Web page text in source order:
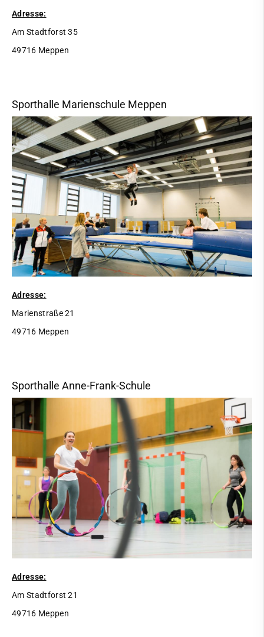
Adresse:
Am Stadtforst 35
49716 Meppen
Sporthalle Marienschule Meppen
Adresse:
Marienstraße 21
49716 Meppen
Sporthalle Anne-Frank-Schule
Adresse:
Am Stadtforst 21
49716 Meppen